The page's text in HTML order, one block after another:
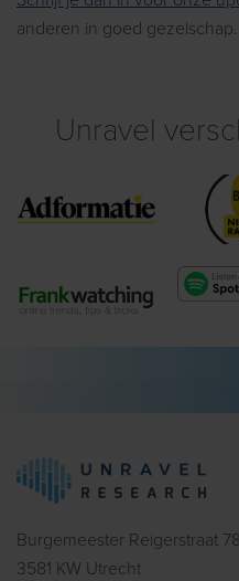
anderen in goed gezelschap.
Unravel
Burgemeester Reigerstraat 78
3581 KW Utrecht